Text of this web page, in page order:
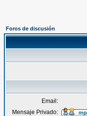
Foros de discusión
Email:
Mensaje Privado: